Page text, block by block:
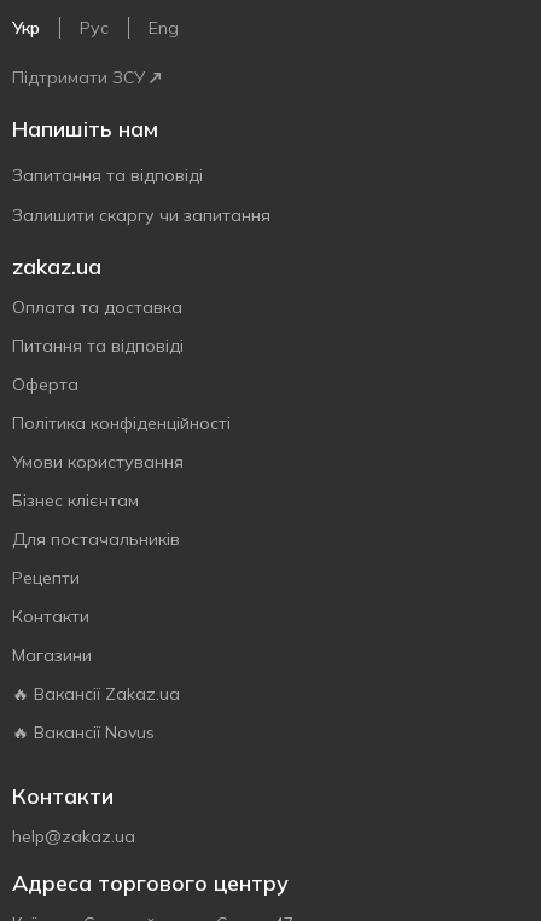
Укр Рус Eng
Підтримати ЗСУ
Напишіть нам
Запитання та відповіді
Залишити скаргу чи запитання
zakaz.ua
Оплата та доставка
Питання та відповіді
Оферта
Політика конфіденційності
Умови користування
Бізнес клієнтам
Для постачальників
Рецепти
Контакти
Магазини
🔥 Вакансії Zakaz.ua
🔥 Вакансії Novus
Контакти
help@zakaz.ua
Адреса торгового центру